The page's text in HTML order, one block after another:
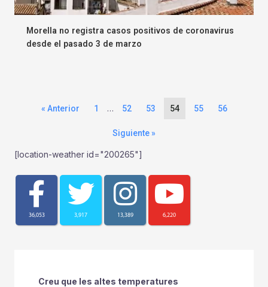
Morella no registra casos positivos de coronavirus
desde el pasado 3 de marzo
« Anterior 1 … 52 53 54 55 56
Siguiente »
[location-weather id="200265"]
36,053 3,917 13,389 6,220
Creu que les altes temperatures